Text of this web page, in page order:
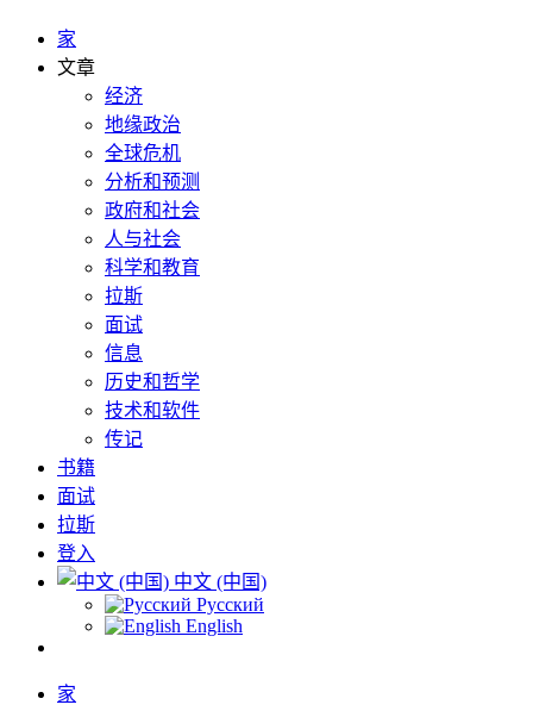
家
文章
经济
地缘政治
全球危机
分析和预测
政府和社会
人与社会
科学和教育
拉斯
面试
信息
历史和哲学
技术和软件
传记
书籍
面试
拉斯
登入
中文 (中国)
Русский
English
家